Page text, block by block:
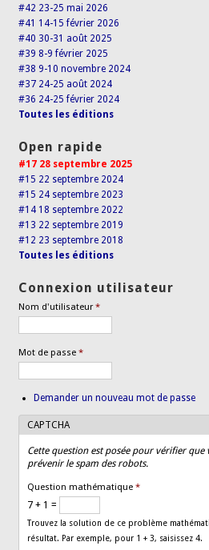
#42 23-25 mai 2026
#41 14-15 février 2026
#40 30-31 août 2025
#39 8-9 février 2025
#38 9-10 novembre 2024
#37 24-25 août 2024
#36 24-25 février 2024
Toutes les éditions
Open rapide
#17 28 septembre 2025
#15 22 septembre 2024
#15 24 septembre 2023
#14 18 septembre 2022
#13 22 septembre 2019
#12 23 septembre 2018
Toutes les éditions
Connexion utilisateur
Nom d'utilisateur*
Mot de passe*
Demander un nouveau mot de passe
CAPTCHA
Cette question est posée pour vérifier
prévenir le spam des robots.
Question mathématique*
7 + 1 =
Trouvez la solution de ce problème
résultat. Par exemple, pour 1 + 3, saisissez 4.